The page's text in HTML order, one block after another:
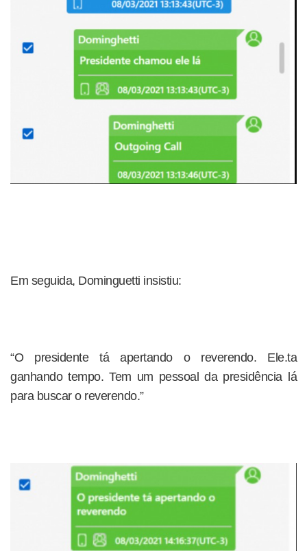
Em seguida, Dominguetti insistiu:
“O presidente tá apertando o reverendo. Ele.ta
ganhando tempo. Tem um pessoal da presidência lá
para buscar o reverendo.”